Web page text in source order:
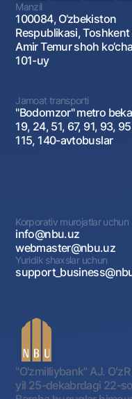
Manzil
100084, O‘zbekiston
Respublikasi, Toshkent
Amir Temur shoh
101-uy
Jamoat transporti
"Bodomzor" metro
19, 24, 51, 67, 91, 93,
115, 140-avtobuslar
Korporativ murojatlar uchun
info@nbu.uz
webmaster@nbu.uz
Yuridik shaxslar uchun
"O'zmilliybank" AJ.
yil 25-dekabrdagi 22-